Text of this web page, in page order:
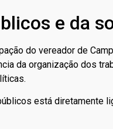
e da
do vereador de
da organização dos
está diretamente